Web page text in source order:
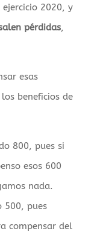
2020, y
pérdidas,
esas
beneficios de
800, pues si
esos 600
nada.
500, pues
compensar del